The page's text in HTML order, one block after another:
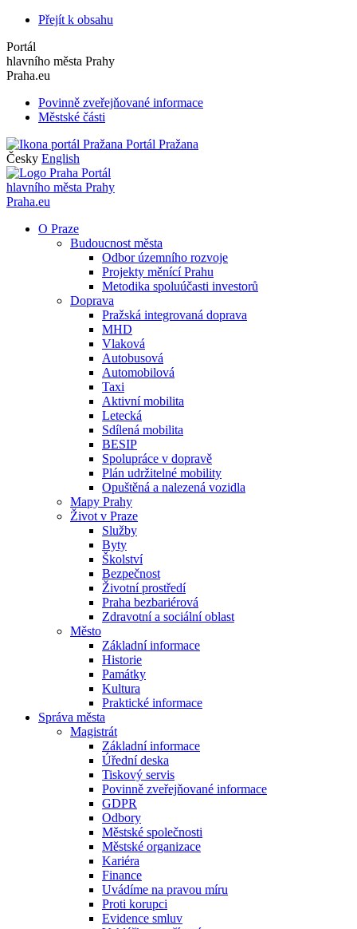
Přejít k obsahu
Portál
hlavního města Prahy
Praha.eu
Povinně zveřejňované informace
Městské části
Portál Pražana
Česky English
Portál
hlavního města Prahy
Praha.eu
O Praze
Budoucnost města
Odbor územního rozvoje
Projekty měnící Prahu
Metodika spoluúčasti investorů
Doprava
Pražská integrovaná doprava
MHD
Vlaková
Autobusová
Automobilová
Taxi
Aktivní mobilita
Letecká
Sdílená mobilita
BESIP
Spolupráce v dopravě
Plán udržitelné mobility
Opuštěná a nalezená vozidla
Mapy Prahy
Život v Praze
Služby
Byty
Školství
Bezpečnost
Životní prostředí
Praha bezbariérová
Zdravotní a sociální oblast
Město
Základní informace
Historie
Památky
Kultura
Praktické informace
Správa města
Magistrát
Základní informace
Úřední deska
Tiskový servis
Povinně zveřejňované informace
GDPR
Odbory
Městské společnosti
Městské organizace
Kariéra
Finance
Uvádíme na pravou míru
Proti korupci
Evidence smluv